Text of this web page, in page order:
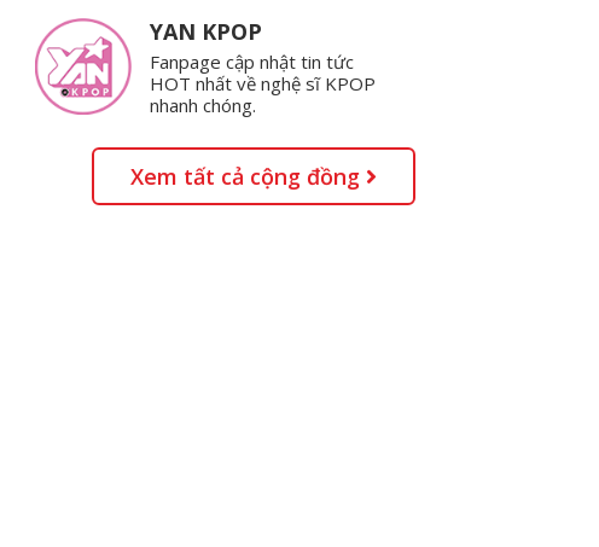
YAN KPOP
Fanpage cập nhật tin tức
HOT nhất về nghệ sĩ KPOP
nhanh chóng.
Xem tất cả cộng đồng